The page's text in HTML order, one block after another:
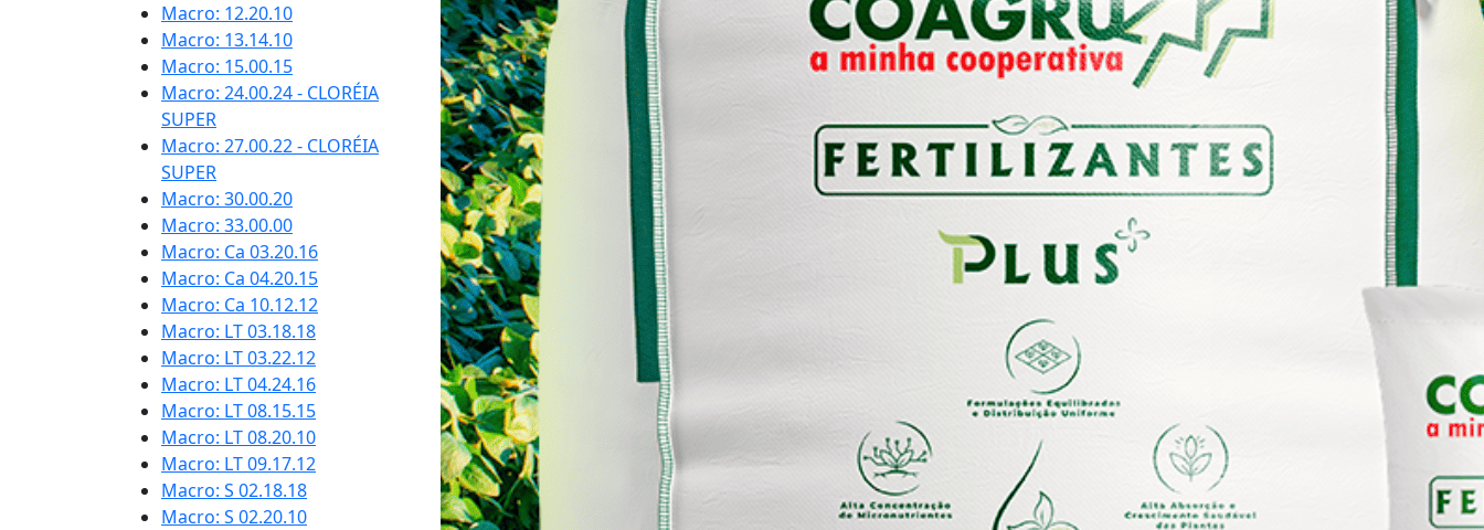
Macro: 12.20.10
Macro: 13.14.10
Macro: 15.00.15
Macro: 24.00.24 - CLORÉIA
SUPER
Macro: 27.00.22 - CLORÉIA
SUPER
Macro: 30.00.20
Macro: 33.00.00
Macro: Ca 03.20.16
Macro: Ca 04.20.15
Macro: Ca 10.12.12
Macro: LT 03.18.18
Macro: LT 03.22.12
Macro: LT 04.24.16
Macro: LT 08.15.15
Macro: LT 08.20.10
Macro: LT 09.17.12
Macro: S 02.18.18
Macro: S 02.20.10